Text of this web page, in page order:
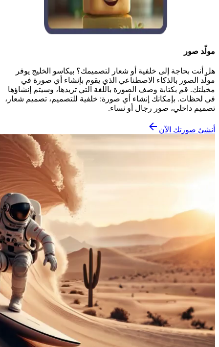
مولّد صور
هل أنت بحاجة إلى خلفية أو شعار لتصميمك؟ بيكاسو الخليج يوفر
مولّد الصور بالذكاء الاصطناعي الذي يقوم بإنشاء أي صورة في
مخيلتك. قم بكتابة وصف الصورة باللغة التي تريدها، وسيتم إنشاؤها
في لحظات. بإمكانك إنشاء أي صورة: خلفية للتصميم، تصميم شعار،
تصميم داخلي، صور رجال أو نساء.
أنشئ صورتك الآن